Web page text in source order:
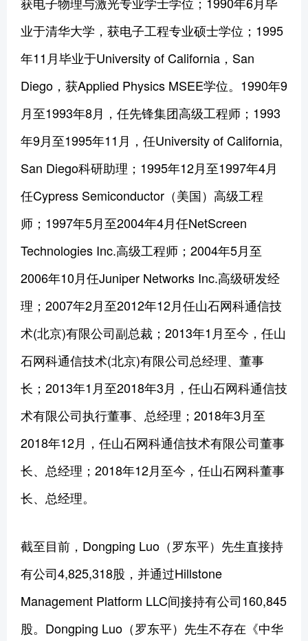
业于清华大学，获电子工程专业硕士学位；1995
年11月毕业于University of California，San
Diego，获Applied Physics MSEE学位。1990年9
月至1993年8月，任先锋集团高级工程师；1993
年9月至1995年11月，任University of California,
San Diego科研助理；1995年12月至1997年4月
任Cypress Semiconductor（美国）高级工程
师；1997年5月至2004年4月任NetScreen
Technologies Inc.高级工程师；2004年5月至
2006年10月任Juniper Networks Inc.高级研发经
理；2007年2月至2012年12月任山石网科通信技
术(北京)有限公司副总裁；2013年1月至今，任山
石网科通信技术(北京)有限公司总经理、董事
长；2013年1月至2018年3月，任山石网科通信技
术有限公司执行董事、总经理；2018年3月至
2018年12月，任山石网科通信技术有限公司董事
长、总经理；2018年12月至今，任山石网科董事
长、总经理。
截至目前，Dongping Luo（罗东平）先生直接持
有公司4,825,318股，并通过Hillstone
Management Platform LLC间接持有公司160,845
股。Dongping Luo（罗东平）先生不存在《中华